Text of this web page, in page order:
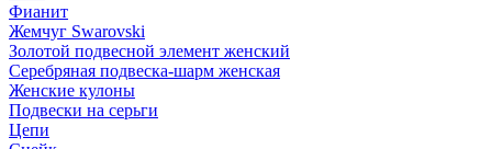
Фианит
Жемчуг Swarovski
Золотой подвесной элемент женcкий
Серебряная подвеска-шарм женская
Женские кулоны
Подвески на серьги
Цепи